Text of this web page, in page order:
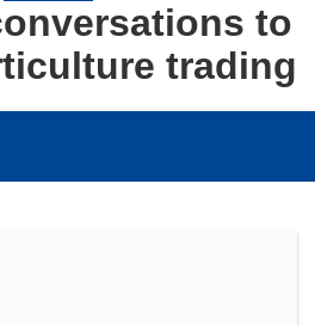
to
trading